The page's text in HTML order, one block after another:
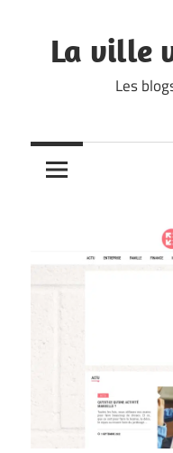
content
La ville
Les